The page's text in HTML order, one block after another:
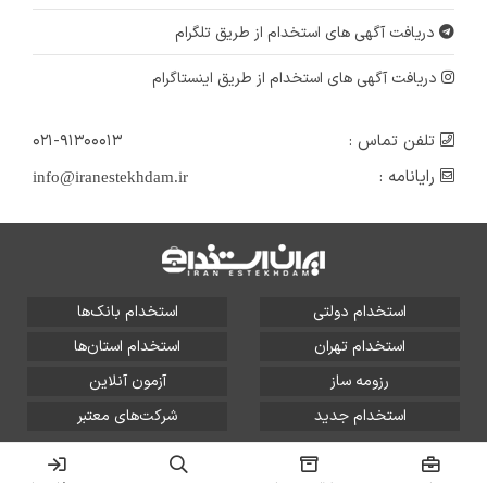
دریافت آگهی های استخدام از طریق تلگرام
دریافت آگهی های استخدام از طریق اینستاگرام
تلفن تماس :
۰۲۱-۹۱۳۰۰۰۱۳
رایانامه :
info@iranestekhdam.ir
استخدام دولتی
استخدام بانک‌ها
استخدام تهران
استخدام استان‌ها
رزومه ساز
آزمون آنلاین
استخدام جدید
شرکت‌های معتبر
تمامی حقوق این سایت برای آلتین سیستم محفوظ است و هر
گونه سوءاستفاده از آن پیگرد قانونی دارد.